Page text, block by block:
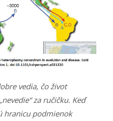
vedia, čo život
za ručičku. Keď
hranicu podmienok